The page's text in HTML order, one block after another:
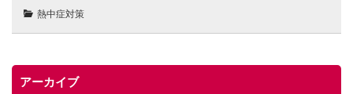
熱中症対策
アーカイブ